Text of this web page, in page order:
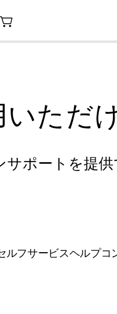
ただ
ポートを提供
フサービスヘルプコ